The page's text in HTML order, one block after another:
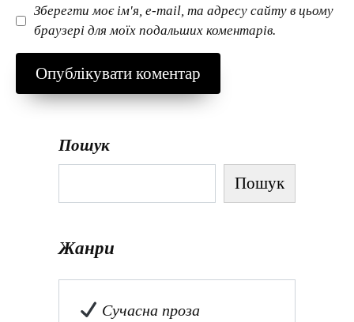
Зберегти моє ім'я, e-mail, та адресу сайту в цьому
браузері для моїх подальших коментарів.
Пошук
Пошук
Жанри
Сучасна проза